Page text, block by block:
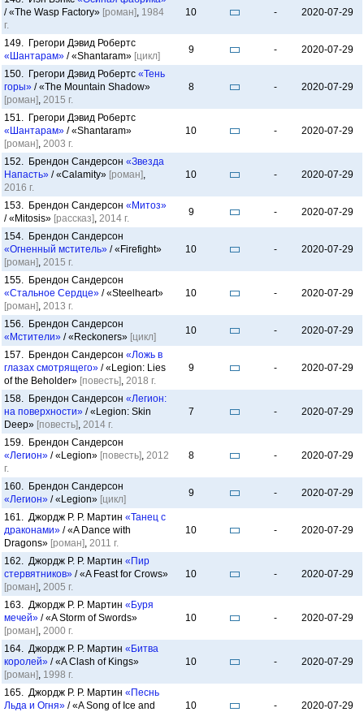
/ «The Wasp Factory» [роман], 1984
г.
10 - 2020-07-29
149. Грегори Дэвид Робертс
«Шантарам» / «Shantaram» [цикл]
9 - 2020-07-29
150. Грегори Дэвид Робертс «Тень
горы» / «The Mountain Shadow»
[роман], 2015 г.
8 - 2020-07-29
151. Грегори Дэвид Робертс
«Шантарам» / «Shantaram»
[роман], 2003 г.
10 - 2020-07-29
152. Брендон Сандерсон «Звезда
Напасть» / «Calamity» [роман],
2016 г.
10 - 2020-07-29
153. Брендон Сандерсон «Митоз»
/ «Mitosis» [рассказ], 2014 г.
9 - 2020-07-29
154. Брендон Сандерсон
«Огненный мститель» / «Firefight»
[роман], 2015 г.
10 - 2020-07-29
155. Брендон Сандерсон
«Стальное Сердце» / «Steelheart»
[роман], 2013 г.
10 - 2020-07-29
156. Брендон Сандерсон
«Мстители» / «Reckoners» [цикл]
10 - 2020-07-29
157. Брендон Сандерсон «Ложь в
глазах смотрящего» / «Legion: Lies
of the Beholder» [повесть], 2018 г.
9 - 2020-07-29
158. Брендон Сандерсон «Легион:
на поверхности» / «Legion: Skin
Deep» [повесть], 2014 г.
7 - 2020-07-29
159. Брендон Сандерсон
«Легион» / «Legion» [повесть], 2012
г.
8 - 2020-07-29
160. Брендон Сандерсон
«Легион» / «Legion» [цикл]
9 - 2020-07-29
161. Джордж Р. Р. Мартин «Танец с
драконами» / «A Dance with
Dragons» [роман], 2011 г.
10 - 2020-07-29
162. Джордж Р. Р. Мартин «Пир
стервятников» / «A Feast for Crows»
[роман], 2005 г.
10 - 2020-07-29
163. Джордж Р. Р. Мартин «Буря
мечей» / «A Storm of Swords»
[роман], 2000 г.
10 - 2020-07-29
164. Джордж Р. Р. Мартин «Битва
королей» / «A Clash of Kings»
[роман], 1998 г.
10 - 2020-07-29
165. Джордж Р. Р. Мартин «Песнь
Льда и Огня» / «A Song of Ice and
10 - 2020-07-29